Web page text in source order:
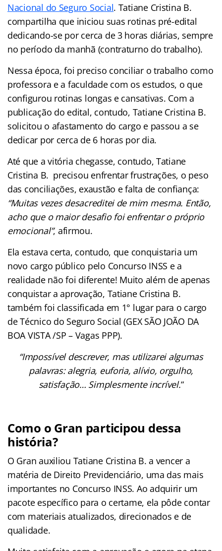
Nacional do Seguro Social. Tatiane Cristina B.
compartilha que iniciou suas rotinas pré-edital
dedicando-se por cerca de 3 horas diárias, sempre
no período da manhã (contraturno do trabalho).
Nessa época, foi preciso conciliar o trabalho como
professora e a faculdade com os estudos, o que
configurou rotinas longas e cansativas. Com a
publicação do edital, contudo, Tatiane Cristina B.
solicitou o afastamento do cargo e passou a se
dedicar por cerca de 6 horas por dia.
Até que a vitória chegasse, contudo, Tatiane
Cristina B. precisou enfrentar frustrações, o peso
das conciliações, exaustão e falta de confiança:
“Muitas vezes desacreditei de mim mesma. Então,
acho que o maior desafio foi enfrentar o próprio
emocional”, afirmou.
Ela estava certa, contudo, que conquistaria um
novo cargo público pelo Concurso INSS e a
realidade não foi diferente! Muito além de apenas
conquistar a aprovação, Tatiane Cristina B.
também foi classificada em 1° lugar para o cargo
de Técnico do Seguro Social (GEX SÃO JOÃO DA
BOA VISTA /SP – Vagas PPP).
“Impossível descrever, mas utilizarei algumas
palavras: alegria, euforia, alívio, orgulho,
satisfação… Simplesmente incrível.“
Como o Gran participou dessa
história?
O Gran auxiliou Tatiane Cristina B. a vencer a
matéria de Direito Previdenciário, uma das mais
importantes no Concurso INSS. Ao adquirir um
pacote específico para o certame, ela pôde contar
com materiais atualizados, direcionados e de
qualidade.